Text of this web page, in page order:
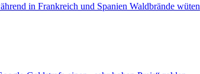
in Frankreich und Spanien Waldbrände wüten